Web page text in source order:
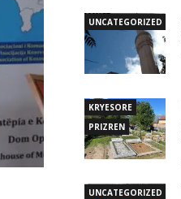
UNCATEGORIZED
KRYESORE
PRIZREN
UNCATEGORIZED